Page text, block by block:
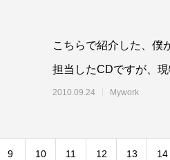
こちらで紹介した、僕
担当したCDですが、
(さらに&hellip;)
2010.09.24 Mywork
9 10 11 12 13 14